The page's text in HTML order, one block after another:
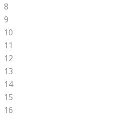
8
9
10
11
12
13
14
15
16